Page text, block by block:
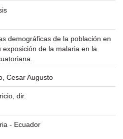
demográficas de la población en
exposición de la malaria en la
Cesar Augusto
dir.
- Ecuador